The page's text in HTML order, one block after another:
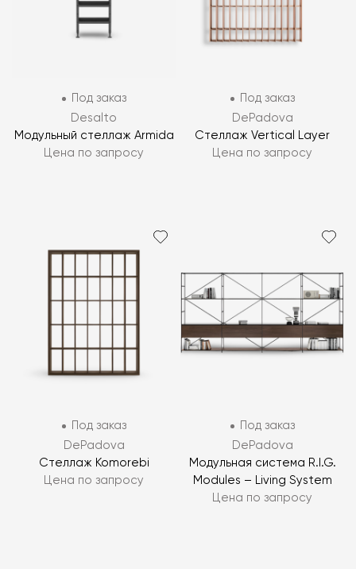
Под заказ
Desalto
Модульный стеллаж Armida
Цена по запросу
Под заказ
DePadova
Стеллаж Vertical Layer
Цена по запросу
Под заказ
DePadova
Стеллаж Komorebi
Цена по запросу
Под заказ
DePadova
Модульная система R.I.G.
Modules – Living System
Цена по запросу